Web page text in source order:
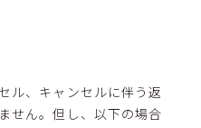
ル、キャンセルに伴う返
せん。但し、以下の場合